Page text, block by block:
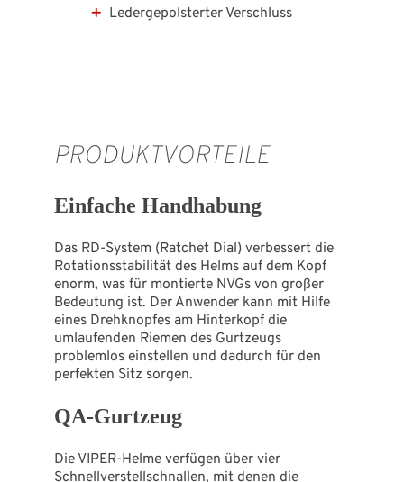
Ledergepolsterter Verschluss
PRODUKTVORTEILE
Einfache Handhabung
Das RD-System (Ratchet Dial) verbessert die
Rotationsstabilität des Helms auf dem Kopf
enorm, was für montierte NVGs von großer
Bedeutung ist. Der Anwender kann mit Hilfe
eines Drehknopfes am Hinterkopf die
umlaufenden Riemen des Gurtzeugs
problemlos einstellen und dadurch für den
perfekten Sitz sorgen.
QA-Gurtzeug
Die VIPER-Helme verfügen über vier
Schnellverstellschnallen, mit denen die